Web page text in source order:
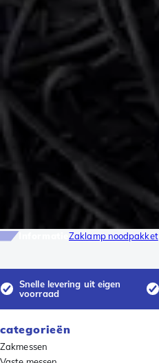
Zaklamp noodpakket
Snelle levering uit eigen
voorraad
categorieën
Zakmessen